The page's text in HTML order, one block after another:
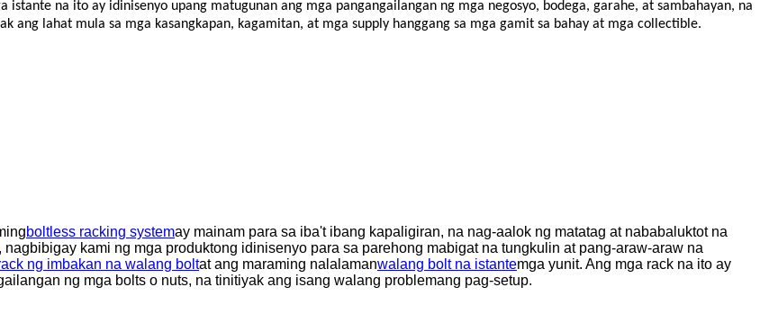
istante na ito ay idinisenyo upang matugunan ang mga pangangailangan ng mga negosyo, bodega, garahe, at sambahayan, na
ang lahat mula sa mga kasangkapan, kagamitan, at mga supply hanggang sa mga gamit sa bahay at mga collectible.
boltless racking systemay mainam para sa iba't ibang kapaligiran, na nag-aalok ng matatag at nababaluktot na
, nagbibigay kami ng mga produktong idinisenyo para sa parehong mabigat na tungkulin at pang-araw-araw na
ng imbakan na walang boltat ang maraming nalalamanwalang bolt na istantemga yunit. Ang mga rack na ito ay
ng mga bolts o nuts, na tinitiyak ang isang walang problemang pag-setup.